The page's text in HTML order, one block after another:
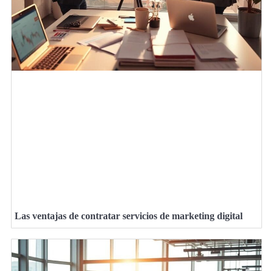
Las ventajas de contratar servicios de marketing digital